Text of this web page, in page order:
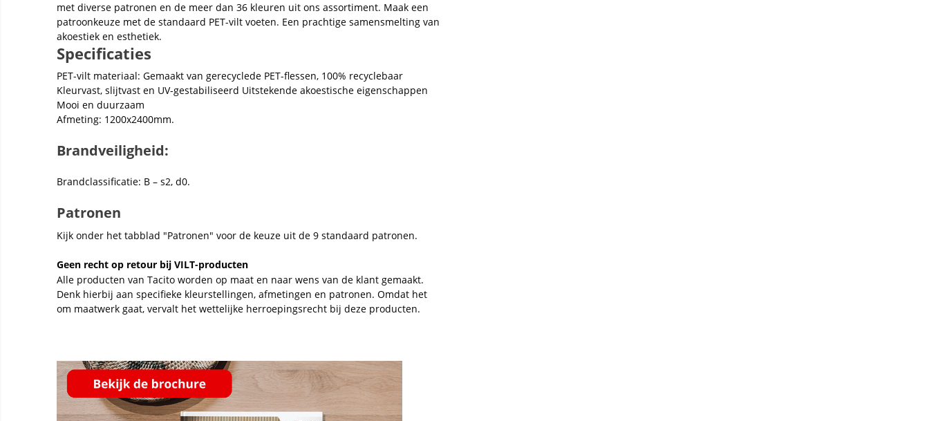
met diverse patronen en de meer dan 36 kleuren uit ons assortiment. Maak een
patroonkeuze met de standaard PET-vilt voeten. Een prachtige samensmelting van
akoestiek en esthetiek.
Specificaties
PET-vilt materiaal: Gemaakt van gerecyclede PET-flessen, 100% recyclebaar
Kleurvast, slijtvast en UV-gestabiliseerd Uitstekende akoestische eigenschappen
Mooi en duurzaam
Afmeting: 1200x2400mm.
Brandveiligheid:
Brandclassificatie: B – s2, d0.
Patronen
Kijk onder het tabblad "Patronen" voor de keuze uit de 9 standaard patronen.
Geen recht op retour bij VILT-producten
Alle producten van Tacito worden op maat en naar wens van de klant gemaakt.
Denk hierbij aan specifieke kleurstellingen, afmetingen en patronen. Omdat het
om maatwerk gaat, vervalt het wettelijke herroepingsrecht bij deze producten.